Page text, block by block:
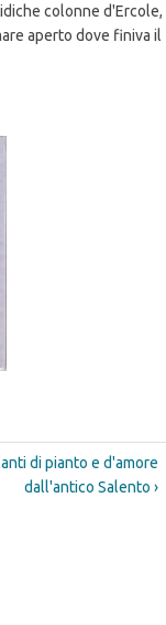
colonne d'Ercole,
aperto dove finiva il
di pianto e d'amore
dall'antico Salento ›